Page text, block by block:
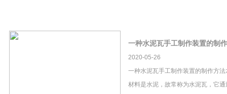
一种水泥瓦手工制作装置的制
2020-05-26
一种水泥瓦手工制作装置的制作方
材料是水泥，故常称为水泥瓦，它